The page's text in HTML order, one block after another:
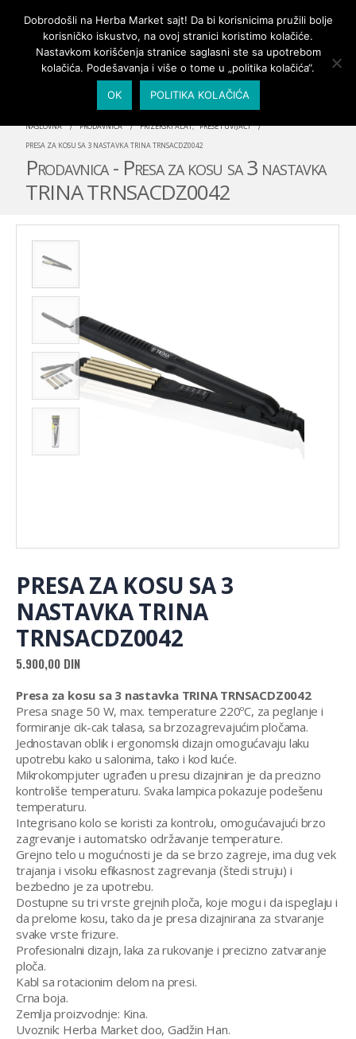
PRIJAVA/MOJ NALOG
NASLOVNA PRODAVNICA FRIZERSKI ALAT, PRESE I UVIJAČI
PRESA ZA KOSU SA 3 NASTAVKA TRINA TRNSACDZ0042
Prodavnica - Presa za kosu sa 3 nastavka
TRINA TRNSACDZ0042
PRESA ZA KOSU SA 3
NASTAVKA TRINA
TRNSACDZ0042
5.900,00 DIN
Presa za kosu sa 3 nastavka TRINA TRNSACDZ0042
Presa snage 50 W, max. temperature 220ºC, za peglanje i
formiranje cik-cak talasa, sa brzozagrevajućim pločama.
Jednostavan oblik i ergonomski dizajn omogućavaju laku
upotrebu kako u salonima, tako i kod kuće.
Mikrokompjuter ugrađen u presu dizajniran je da precizno
kontroliše temperaturu. Svaka lampica pokazuje podešenu
temperaturu.
Integrisano kolo se koristi za kontrolu, omogućavajući brzo
zagrevanje i automatsko održavanje temperature.
Grejno telo u mogućnosti je da se brzo zagreje, ima dug vek
trajanja i visoku efikasnost zagrevanja (štedi struju) i
bezbedno je za upotrebu.
Dostupne su tri vrste grejnih ploča, koje mogu i da ispeglaju i
da prelome kosu, tako da je presa dizajnirana za stvaranje
svake vrste frizure.
Profesionalni dizajn, laka za rukovanje i precizno zatvaranje
ploča.
Kabl sa rotacionim delom na presi.
Crna boja.
Zemlja proizvodnje: Kina.
Uvoznik: Herba Market doo, Gadžin Han.
Dobrodošli na Herba Market sajt! Da bi korisnicima pružili bolje
korisničko iskustvo, na ovoj stranici koristimo kolačiće.
Nastavkom korišćenja stranice saglasni ste sa upotrebom
kolačića. Podešavanja i više o tome u „politika kolačića“.
OK POLITIKA KOLAČIĆA